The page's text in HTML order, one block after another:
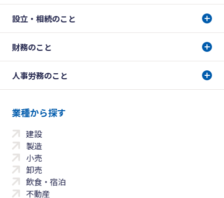
設立・相続のこと
財務のこと
人事労務のこと
業種から探す
建設
製造
小売
卸売
飲食・宿泊
不動産